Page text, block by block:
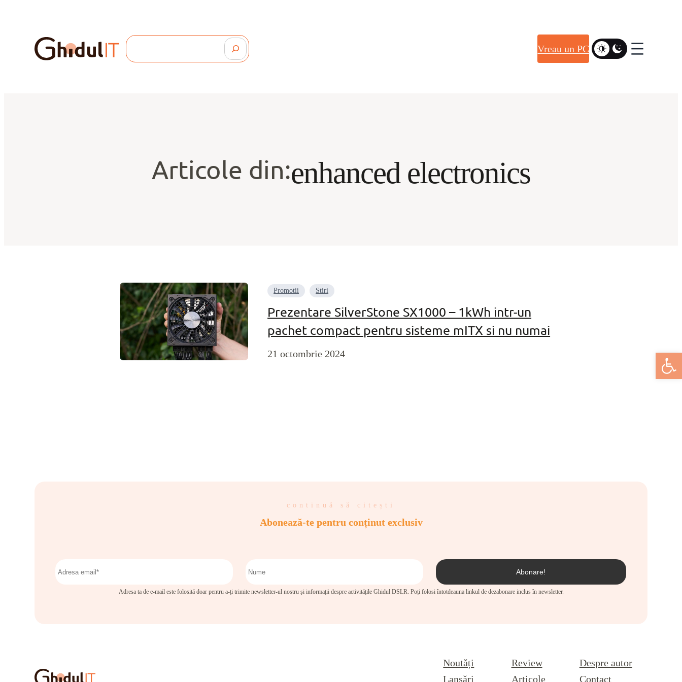
Deschide
Search
Vreau un PC
Articole din:enhanced electronics
Promotii Stiri
Prezentare SilverStone SX1000 – 1kWh intr-un
pachet compact pentru sisteme mITX si nu numai
21 octombrie 2024
continuă să citești
Abonează-te pentru conținut exclusiv
Adresa ta de e-mail este folosită doar pentru a-ți trimite newsletter-ul nostru și informații despre activitățile Ghidul DSLR. Poți folosi întotdeauna linkul de dezabonare inclus în newsletter.
Noutăți
Lansări
Review
Articole
Despre autor
Contact